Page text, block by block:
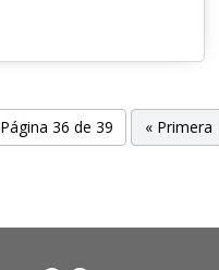
Página 36 de 39 « Primera